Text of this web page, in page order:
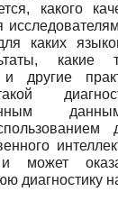
какого
каких
какие
и другие
и может
диагностику